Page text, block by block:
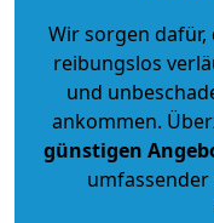
Wir sorgen dafür,
reibungslos
und
ankommen.
günstigen